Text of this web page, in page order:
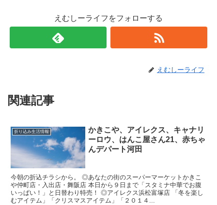
えむしーライフをフォローする
えむしーライフ
関連記事
折り込み生活情報
かきこや、アイレクス、キャナリ
ーロウ、はんこ屋さん21、赤ちゃ
んデパート河田
今朝の折込チラシから。 ◎あなたの街のスーパーマーケットかきこ
や仲町店・入出店・舞阪店 本日から９日まで「スタミナ中華でお腹
いっぱい！」と日替わり特売！ ◎アイレクス浜松富塚店 「冬を楽し
むアイテム」「クリスマスアイテム」「２０１４...